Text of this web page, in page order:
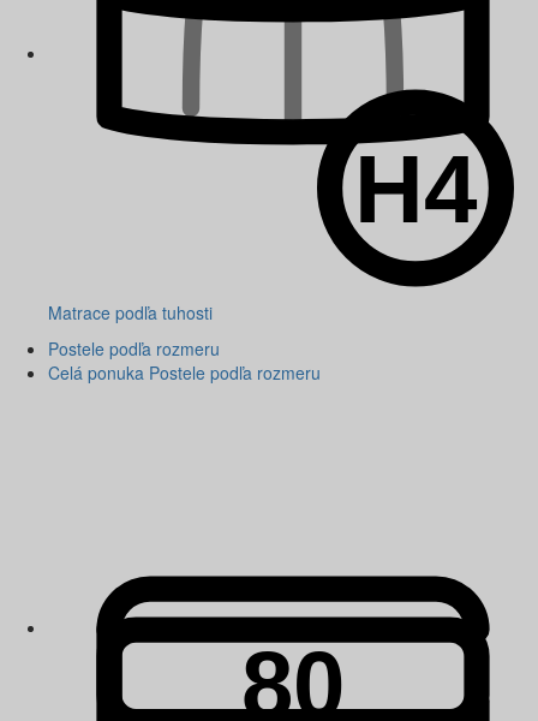
Matrace podľa tuhosti
Postele podľa rozmeru
Celá ponuka Postele podľa rozmeru